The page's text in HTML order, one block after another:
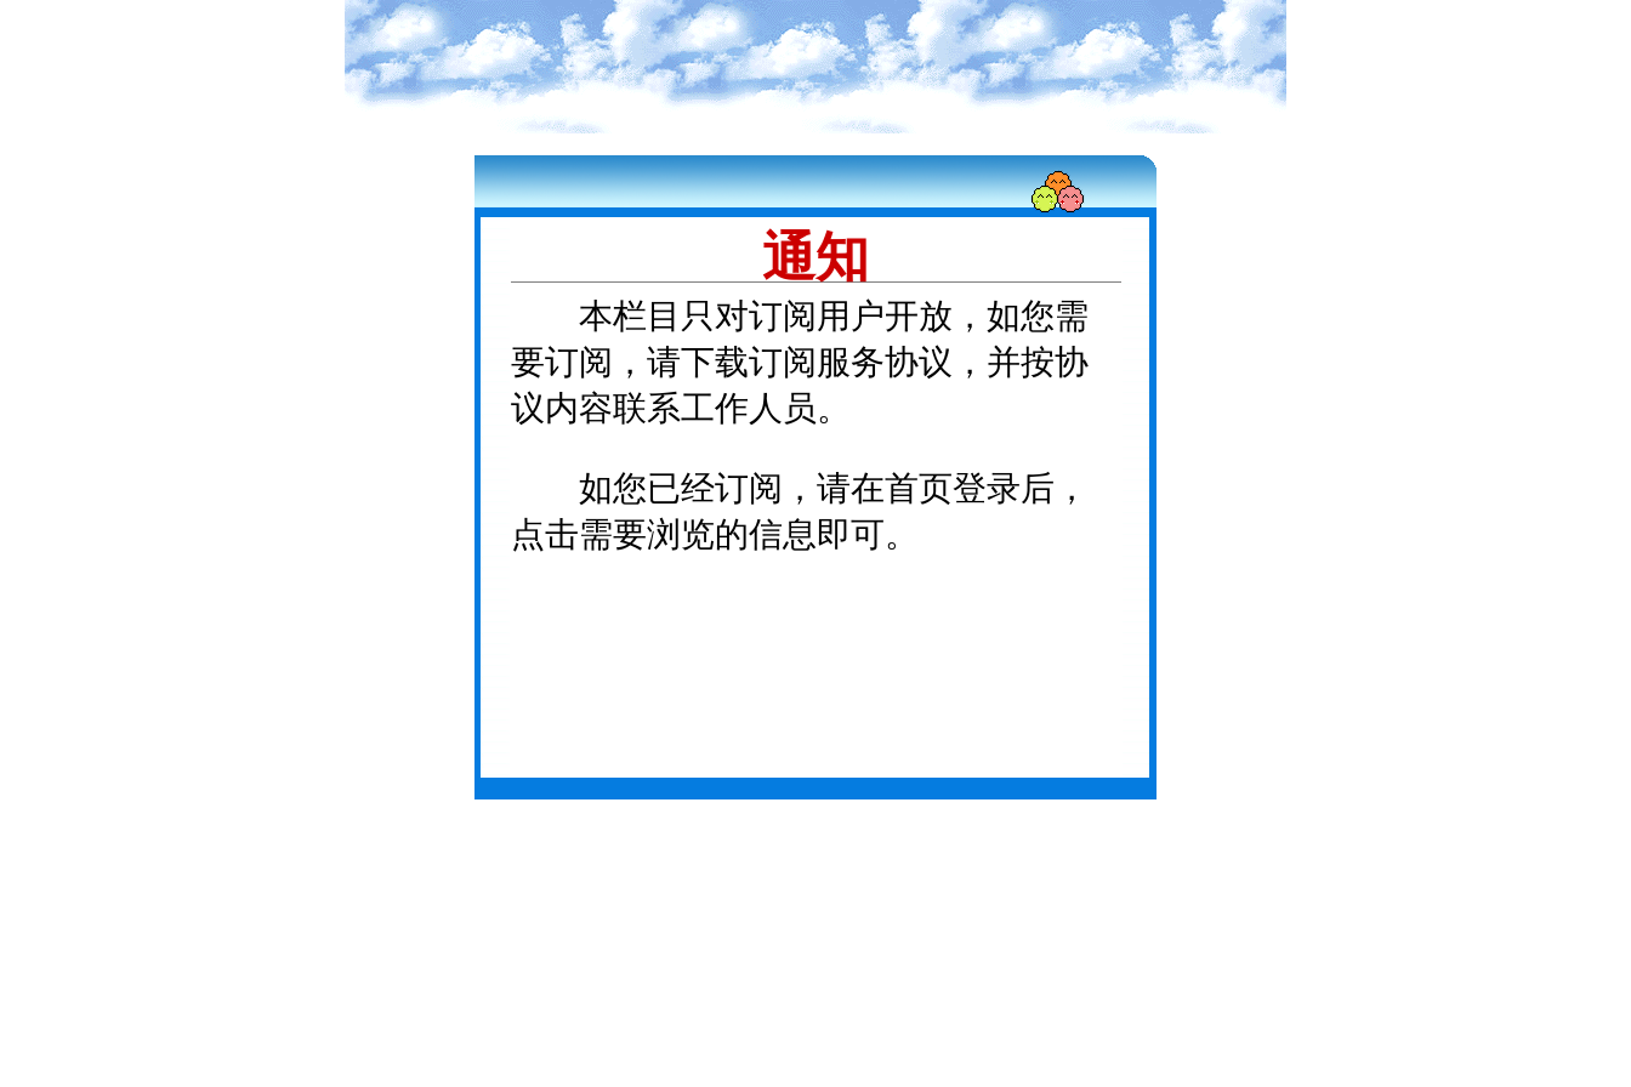
通知
本栏目只对订阅用户开放，如您需
要订阅，请下载订阅服务协议，并按协
议内容联系工作人员。
如您已经订阅，请在首页登录后，
点击需要浏览的信息即可。